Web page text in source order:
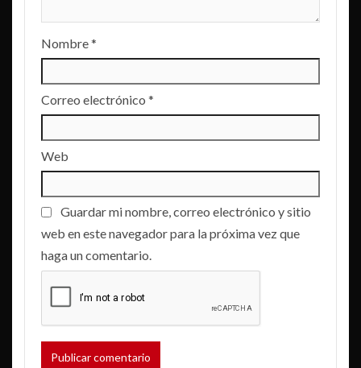
Nombre*
Correo electrónico *
Web
Guardar mi nombre, correo electrónico y sitio
web en este navegador para la próxima vez que
haga un comentario.